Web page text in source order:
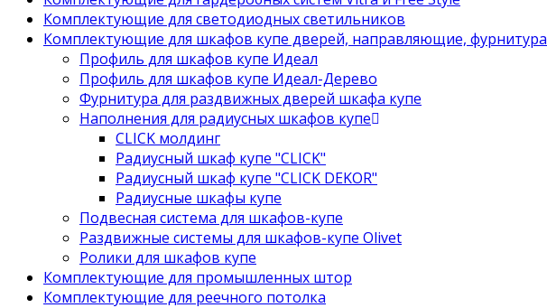
Комплектующие для светодиодных светильников
Комплектующие для шкафов купе дверей, направляющие, фурнитура
Профиль для шкафов купе Идеал
Профиль для шкафов купе Идеал-Дерево
Фурнитура для раздвижных дверей шкафа купе
Наполнения для радиусных шкафов купе
CLICK молдинг
Радиусный шкаф купе "CLICK"
Радиусный шкаф купе "CLICK DEKOR"
Радиусные шкафы купе
Подвесная система для шкафов-купе
Раздвижные системы для шкафов-купе Olivet
Ролики для шкафов купе
Комплектующие для промышленных штор
Комплектующие для реечного потолка